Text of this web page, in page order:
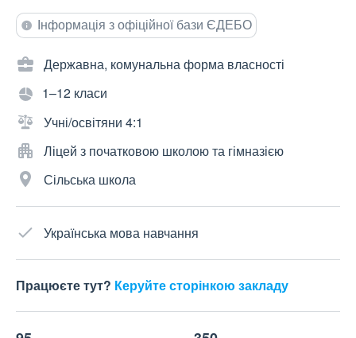
Інформація з офіційної бази ЄДЕБО
Державна, комунальна форма власності
1–12 класи
Учні/освітяни 4:1
Ліцей з початковою школою та гімназією
Сільська школа
Українська мова навчання
Працюєте тут? Керуйте сторінкою закладу